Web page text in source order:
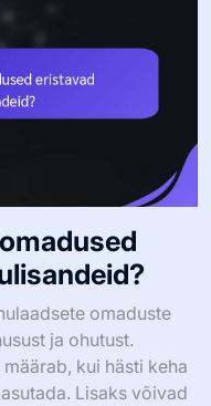
omaduste
ja ohutust.
kui hästi keha
Lisaks võivad